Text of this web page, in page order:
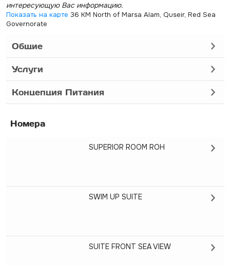
интересующую Вас информацию.
Показать на карте 36 KM North of Marsa Alam, Quseir, Red Sea
Governorate
Общие
Услуги
Концепция Питания
Номера
SUPERIOR ROOM ROH
SWIM UP SUITE
SUITE FRONT SEA VIEW